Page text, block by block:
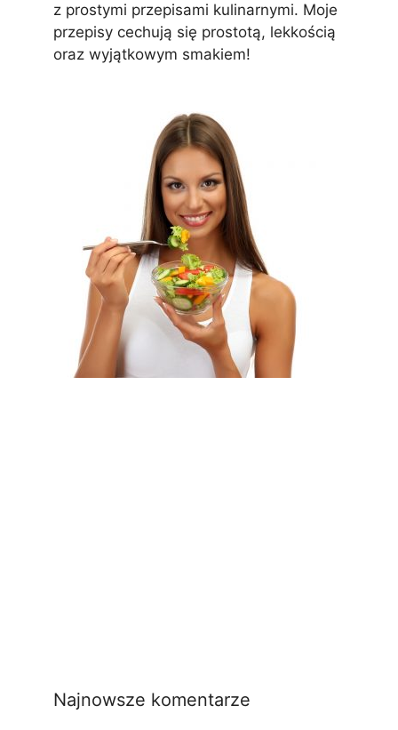
z prostymi przepisami kulinarnymi. Moje
przepisy cechują się prostotą, lekkością
oraz wyjątkowym smakiem!
Najnowsze komentarze